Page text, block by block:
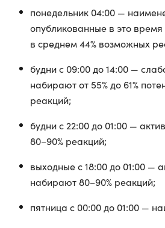
понедельник 04:00 —
опубликованные в это
в среднем 44% возможных
будни с 09:00 до 14:00 —
набирают от 55% до 61%
реакций;
будни с 22:00 до 01:00 —
80–90% реакций;
выходные с 18:00 до 01:00 —
набирают 80–90% реакций;
пятница с 00:00 до 01:00 —